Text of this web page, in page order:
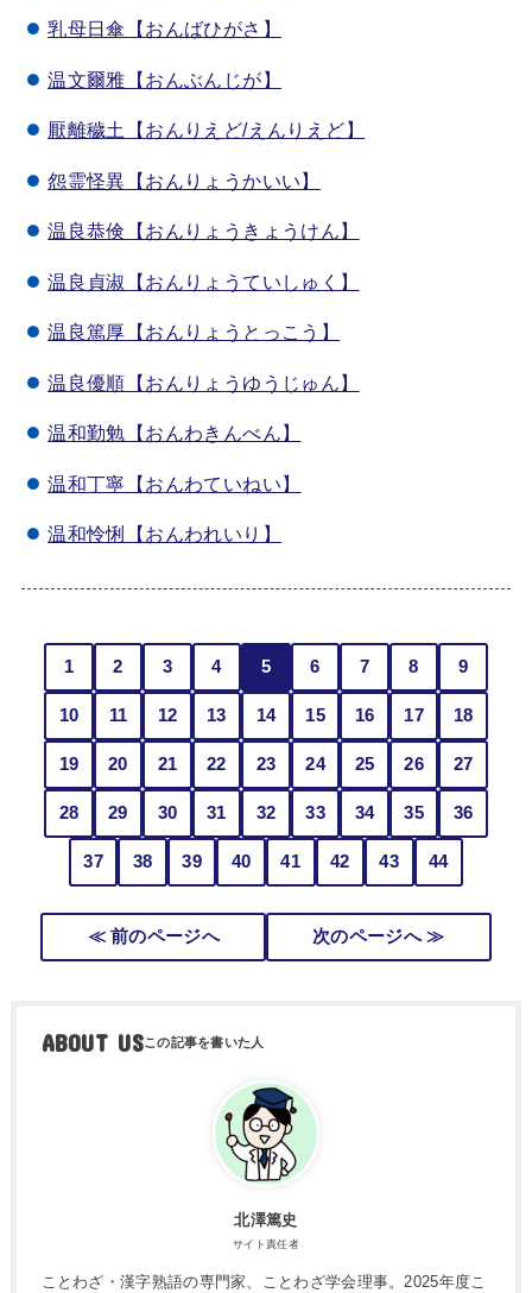
乳母日傘【おんばひがさ】
温文爾雅【おんぶんじが】
厭離穢土【おんりえど/えんりえど】
怨霊怪異【おんりょうかいい】
温良恭倹【おんりょうきょうけん】
温良貞淑【おんりょうていしゅく】
温良篤厚【おんりょうとっこう】
温良優順【おんりょうゆうじゅん】
温和勤勉【おんわきんべん】
温和丁寧【おんわていねい】
温和怜悧【おんわれいり】
1 2 3 4 5 6 7 8 9
10 11 12 13 14 15 16 17 18
19 20 21 22 23 24 25 26 27
28 29 30 31 32 33 34 35 36
37 38 39 40 41 42 43 44
≪ 前のページへ 次のページへ ≫
ABOUT US
北澤篤史
サイト責任者
ことわざ・漢字熟語の専門家、ことわざ学会理事。2025年度こ